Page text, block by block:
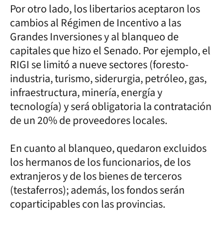
Por otro lado, los libertarios aceptaron los
cambios al Régimen de Incentivo a las
Grandes Inversiones y al blanqueo de
capitales que hizo el Senado. Por ejemplo, el
RIGI se limitó a nueve sectores (foresto-
industria, turismo, siderurgia, petróleo, gas,
infraestructura, minería, energía y
tecnología) y será obligatoria la contratación
de un 20% de proveedores locales.
En cuanto al blanqueo, quedaron excluidos
los hermanos de los funcionarios, de los
extranjeros y de los bienes de terceros
(testaferros); además, los fondos serán
coparticipables con las provincias.